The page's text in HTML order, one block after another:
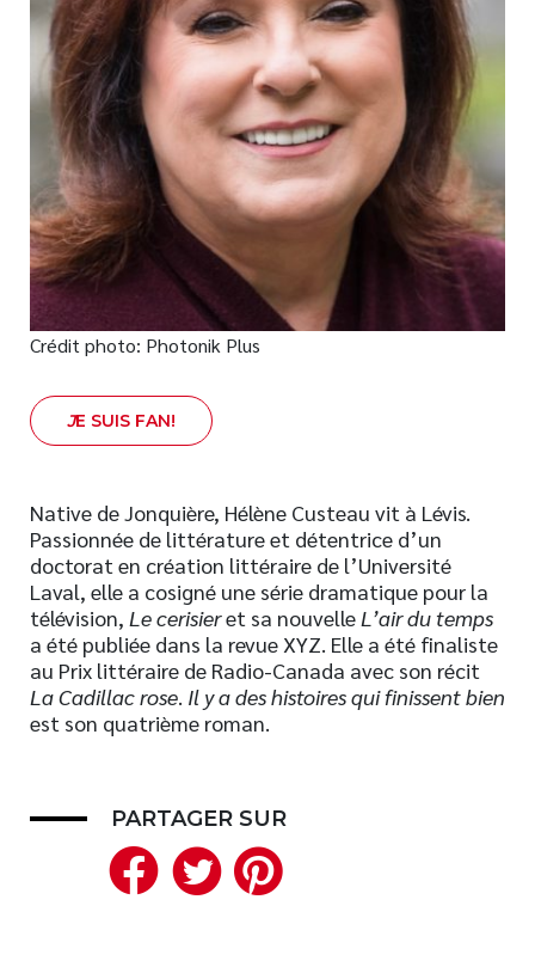
Nouveautés
Numérique
Livres audio
Meilleurs vendeurs
Page vedette
AUTEURS
À PROPOS
CONTACT
Crédit photo: Photonik Plus
JE SUIS FAN!
Native de Jonquière, Hélène Custeau vit à Lévis.
Passionnée de littérature et détentrice d’un
doctorat en création littéraire de l’Université
Laval, elle a cosigné une série dramatique pour la
télévision, Le cerisieret sa nouvelle L’air du temps
a été publiée dans la revue XYZ. Elle a été finaliste
au Prix littéraire de Radio-Canada avec son récit
La Cadillac rose. Il y a des histoires qui finissent bien
est son quatrième roman.
PARTAGER SUR
Facebook
Twitter